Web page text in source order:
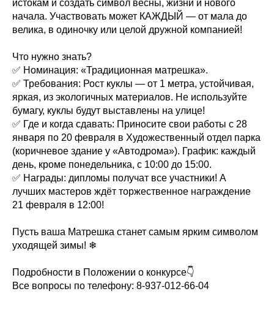
истокам и создать символ весны, жизни и нового
начала. Участвовать может КАЖДЫЙ — от мала до
велика, в одиночку или целой дружной компанией!
Что нужно знать?
✅ Номинация: «Традиционная матрешка».
✅ Требования: Рост куклы — от 1 метра, устойчивая,
яркая, из экологичных материалов. Не используйте
бумагу, куклы будут выставлены на улице!
✅ Где и когда сдавать: Приносите свои работы с 28
января по 20 февраля в Художественный отдел парка
(коричневое здание у «Автодрома»). График: каждый
день, кроме понедельника, с 10:00 до 15:00.
✅ Награды: дипломы получат все участники! А
лучших мастеров ждёт торжественное награждение
21 февраля в 12:00!
Пусть ваша Матрешка станет самым ярким символом
уходящей зимы! ❄
Подробности в Положении о конкурсе👇
Все вопросы по телефону: 8-937-012-66-04